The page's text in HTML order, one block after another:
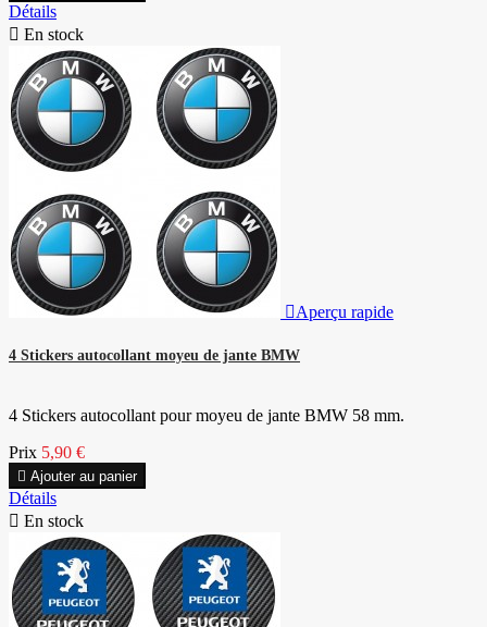
Détails
 En stock
Aperçu rapide
4 Stickers autocollant moyeu de jante BMW
4 Stickers autocollant pour moyeu de jante BMW 58 mm.
Prix 5,90 €
 Ajouter au panier
Détails
 En stock